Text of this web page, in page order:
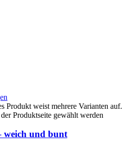
Produkt weist mehrere Varianten auf.
Produktseite gewählt werden
weich und bunt